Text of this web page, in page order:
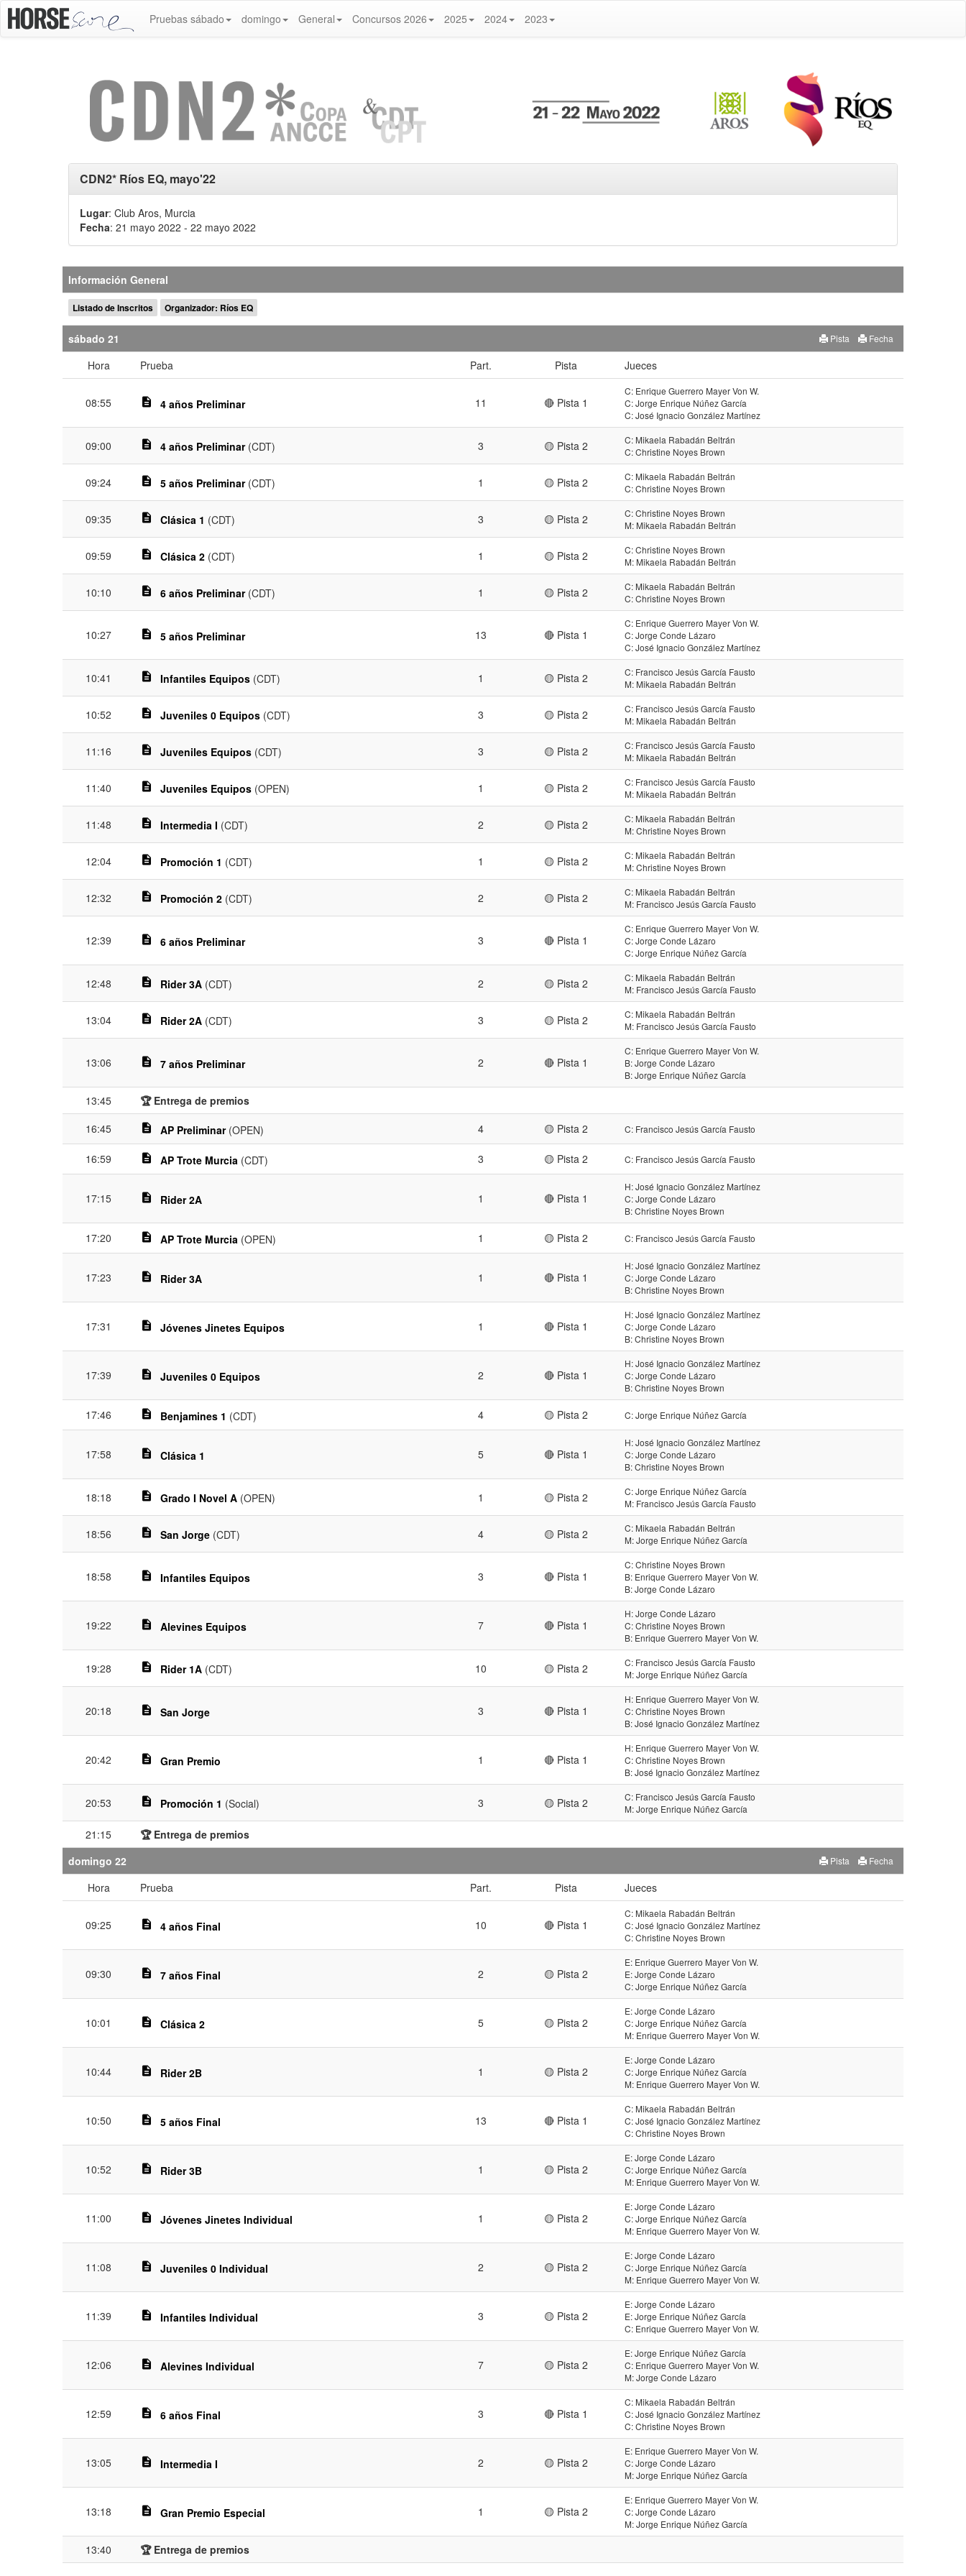
Pruebas sábado domingo General Concursos 2026 2025 2024 2023
CDN2* Ríos EQ, mayo'22
Lugar: Club Aros, Murcia
Fecha: 21 mayo 2022 - 22 mayo 2022
Información General
Listado de Inscritos Organizador: Ríos EQ
sábado 21 Fecha
Pista
Hora Prueba Part. Pista Jueces
08:55 description 4 años Preliminar 11 🔴 Pista 1
C: Enrique Guerrero Mayer Von W.
C: Jorge Enrique Núñez García
C: José Ignacio González Martínez
09:00 description 4 años Preliminar (CDT) 3 🟡 Pista 2
C: Mikaela Rabadán Beltrán
C: Christine Noyes Brown
09:24 description 5 años Preliminar (CDT) 1 🟡 Pista 2
C: Mikaela Rabadán Beltrán
C: Christine Noyes Brown
09:35 description Clásica 1 (CDT) 3 🟡 Pista 2
C: Christine Noyes Brown
M: Mikaela Rabadán Beltrán
09:59 description Clásica 2 (CDT) 1 🟡 Pista 2
C: Christine Noyes Brown
M: Mikaela Rabadán Beltrán
10:10 description 6 años Preliminar (CDT) 1 🟡 Pista 2
C: Mikaela Rabadán Beltrán
C: Christine Noyes Brown
10:27 description 5 años Preliminar 13 🔴 Pista 1
C: Enrique Guerrero Mayer Von W.
C: Jorge Conde Lázaro
C: José Ignacio González Martínez
10:41 description Infantiles Equipos (CDT) 1 🟡 Pista 2
C: Francisco Jesús García Fausto
M: Mikaela Rabadán Beltrán
10:52 description Juveniles 0 Equipos (CDT) 3 🟡 Pista 2
C: Francisco Jesús García Fausto
M: Mikaela Rabadán Beltrán
11:16 description Juveniles Equipos (CDT) 3 🟡 Pista 2
C: Francisco Jesús García Fausto
M: Mikaela Rabadán Beltrán
11:40 description Juveniles Equipos (OPEN) 1 🟡 Pista 2
C: Francisco Jesús García Fausto
M: Mikaela Rabadán Beltrán
11:48 description Intermedia I (CDT) 2 🟡 Pista 2
C: Mikaela Rabadán Beltrán
M: Christine Noyes Brown
12:04 description Promoción 1 (CDT) 1 🟡 Pista 2
C: Mikaela Rabadán Beltrán
M: Christine Noyes Brown
12:32 description Promoción 2 (CDT) 2 🟡 Pista 2
C: Mikaela Rabadán Beltrán
M: Francisco Jesús García Fausto
12:39 description 6 años Preliminar 3 🔴 Pista 1
C: Enrique Guerrero Mayer Von W.
C: Jorge Conde Lázaro
C: Jorge Enrique Núñez García
12:48 description Rider 3A (CDT) 2 🟡 Pista 2
C: Mikaela Rabadán Beltrán
M: Francisco Jesús García Fausto
13:04 description Rider 2A (CDT) 3 🟡 Pista 2
C: Mikaela Rabadán Beltrán
M: Francisco Jesús García Fausto
13:06 description 7 años Preliminar 2 🔴 Pista 1
C: Enrique Guerrero Mayer Von W.
B: Jorge Conde Lázaro
B: Jorge Enrique Núñez García
13:45
🏆 Entrega de premios
16:45
description AP Preliminar (OPEN) 4 🟡 Pista 2 C: Francisco Jesús García Fausto
16:59 description AP Trote Murcia (CDT) 3 🟡 Pista 2 C: Francisco Jesús García Fausto
17:15 description Rider 2A 1 🔴 Pista 1
H: José Ignacio González Martínez
C: Jorge Conde Lázaro
B: Christine Noyes Brown
17:20 description AP Trote Murcia (OPEN) 1 🟡 Pista 2 C: Francisco Jesús García Fausto
17:23 description Rider 3A 1 🔴 Pista 1
H: José Ignacio González Martínez
C: Jorge Conde Lázaro
B: Christine Noyes Brown
17:31 description Jóvenes Jinetes Equipos 1 🔴 Pista 1
H: José Ignacio González Martínez
C: Jorge Conde Lázaro
B: Christine Noyes Brown
17:39 description Juveniles 0 Equipos 2 🔴 Pista 1
H: José Ignacio González Martínez
C: Jorge Conde Lázaro
B: Christine Noyes Brown
17:46 description Benjamines 1 (CDT) 4 🟡 Pista 2 C: Jorge Enrique Núñez García
17:58 description Clásica 1 5 🔴 Pista 1
H: José Ignacio González Martínez
C: Jorge Conde Lázaro
B: Christine Noyes Brown
18:18 description Grado I Novel A (OPEN) 1 🟡 Pista 2
C: Jorge Enrique Núñez García
M: Francisco Jesús García Fausto
18:56 description San Jorge (CDT) 4 🟡 Pista 2
C: Mikaela Rabadán Beltrán
M: Jorge Enrique Núñez García
18:58 description Infantiles Equipos 3 🔴 Pista 1
C: Christine Noyes Brown
B: Enrique Guerrero Mayer Von W.
B: Jorge Conde Lázaro
19:22 description Alevines Equipos 7 🔴 Pista 1
H: Jorge Conde Lázaro
C: Christine Noyes Brown
B: Enrique Guerrero Mayer Von W.
19:28 description Rider 1A (CDT) 10 🟡 Pista 2
C: Francisco Jesús García Fausto
M: Jorge Enrique Núñez García
20:18 description San Jorge 3 🔴 Pista 1
H: Enrique Guerrero Mayer Von W.
C: Christine Noyes Brown
B: José Ignacio González Martínez
20:42 description Gran Premio 1 🔴 Pista 1
H: Enrique Guerrero Mayer Von W.
C: Christine Noyes Brown
B: José Ignacio González Martínez
20:53 description Promoción 1 (Social) 3 🟡 Pista 2
C: Francisco Jesús García Fausto
M: Jorge Enrique Núñez García
21:15
🏆 Entrega de premios
domingo 22
Fecha
Pista
Hora Prueba Part. Pista Jueces
09:25 description 4 años Final 10 🔴 Pista 1
C: Mikaela Rabadán Beltrán
C: José Ignacio González Martínez
C: Christine Noyes Brown
09:30 description 7 años Final 2 🟡 Pista 2
E: Enrique Guerrero Mayer Von W.
E: Jorge Conde Lázaro
C: Jorge Enrique Núñez García
10:01 description Clásica 2 5 🟡 Pista 2
E: Jorge Conde Lázaro
C: Jorge Enrique Núñez García
M: Enrique Guerrero Mayer Von W.
10:44 description Rider 2B 1 🟡 Pista 2
E: Jorge Conde Lázaro
C: Jorge Enrique Núñez García
M: Enrique Guerrero Mayer Von W.
10:50 description 5 años Final 13 🔴 Pista 1
C: Mikaela Rabadán Beltrán
C: José Ignacio González Martínez
C: Christine Noyes Brown
10:52 description Rider 3B 1 🟡 Pista 2
E: Jorge Conde Lázaro
C: Jorge Enrique Núñez García
M: Enrique Guerrero Mayer Von W.
11:00 description Jóvenes Jinetes Individual 1 🟡 Pista 2
E: Jorge Conde Lázaro
C: Jorge Enrique Núñez García
M: Enrique Guerrero Mayer Von W.
11:08 description Juveniles 0 Individual 2 🟡 Pista 2
E: Jorge Conde Lázaro
C: Jorge Enrique Núñez García
M: Enrique Guerrero Mayer Von W.
11:39 description Infantiles Individual 3 🟡 Pista 2
E: Jorge Conde Lázaro
E: Jorge Enrique Núñez García
C: Enrique Guerrero Mayer Von W.
12:06 description Alevines Individual 7 🟡 Pista 2
E: Jorge Enrique Núñez García
C: Enrique Guerrero Mayer Von W.
M: Jorge Conde Lázaro
12:59 description 6 años Final 3 🔴 Pista 1
C: Mikaela Rabadán Beltrán
C: José Ignacio González Martínez
C: Christine Noyes Brown
13:05 description Intermedia I 2 🟡 Pista 2
E: Enrique Guerrero Mayer Von W.
C: Jorge Conde Lázaro
M: Jorge Enrique Núñez García
13:18 description Gran Premio Especial 1 🟡 Pista 2
E: Enrique Guerrero Mayer Von W.
C: Jorge Conde Lázaro
M: Jorge Enrique Núñez García
13:40 🏆 Entrega de premios